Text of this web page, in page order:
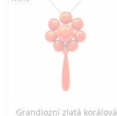
Grandiozní zlatá korálová